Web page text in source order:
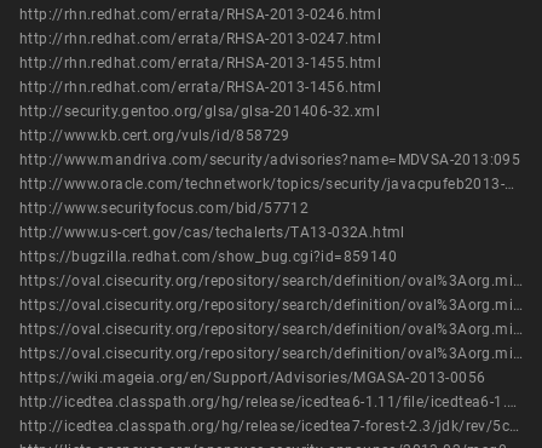
http://rhn.redhat.com/errata/RHSA-2013-0246.html
http://rhn.redhat.com/errata/RHSA-2013-0247.html
http://rhn.redhat.com/errata/RHSA-2013-1455.html
http://rhn.redhat.com/errata/RHSA-2013-1456.html
http://security.gentoo.org/glsa/glsa-201406-32.xml
http://www.kb.cert.org/vuls/id/858729
http://www.mandriva.com/security/advisories?name=MDVSA-2013:095
http://www.oracle.com/technetwork/topics/security/javacpufeb2013-1841061.html
http://www.securityfocus.com/bid/57712
http://www.us-cert.gov/cas/techalerts/TA13-032A.html
https://bugzilla.redhat.com/show_bug.cgi?id=859140
https://oval.cisecurity.org/repository/search/definition/oval%3Aorg.mitre.oval%3Adef%3A16558
https://oval.cisecurity.org/repository/search/definition/oval%3Aorg.mitre.oval%3Adef%3A19229
https://oval.cisecurity.org/repository/search/definition/oval%3Aorg.mitre.oval%3Adef%3A19285
https://oval.cisecurity.org/repository/search/definition/oval%3Aorg.mitre.oval%3Adef%3A19397
https://wiki.mageia.org/en/Support/Advisories/MGASA-2013-0056
http://icedtea.classpath.org/hg/release/icedtea6-1.11/file/icedtea6-1.11.6/NEWS
http://icedtea.classpath.org/hg/release/icedtea7-forest-2.3/jdk/rev/5c1e8b779c65